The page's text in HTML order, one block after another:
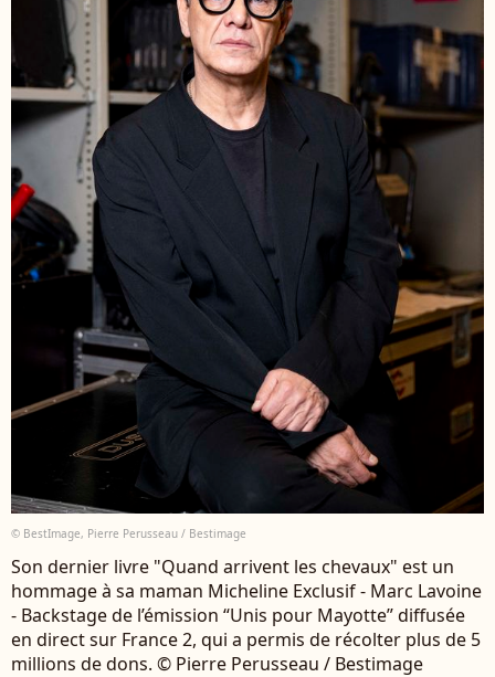
© BestImage, Pierre Perusseau / Bestimage
Son dernier livre "Quand arrivent les chevaux" est un
hommage à sa maman Micheline Exclusif - Marc Lavoine
- Backstage de l’émission “Unis pour Mayotte” diffusée
en direct sur France 2, qui a permis de récolter plus de 5
millions de dons. © Pierre Perusseau / Bestimage